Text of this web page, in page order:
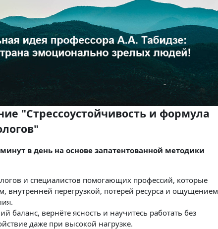
"Стрессоустойчивость и формула
в день на основе запатентованной методики
и специалистов помогающих профессий, которые
внутренней перегрузкой, потерей ресурса и ощущением
баланс, вернёте ясность и научитесь работать без
даже при высокой нагрузке.